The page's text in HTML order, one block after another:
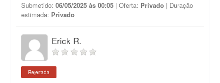
Submetido: 06/05/2025 às 00:05 | Oferta: Privado | Duração
estimada: Privado
Erick R.
Rejeitada